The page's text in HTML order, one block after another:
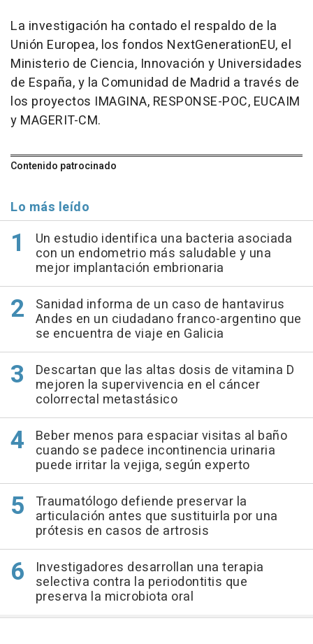
La investigación ha contado el respaldo de la
Unión Europea, los fondos NextGenerationEU, el
Ministerio de Ciencia, Innovación y Universidades
de España, y la Comunidad de Madrid a través de
los proyectos IMAGINA, RESPONSE-POC, EUCAIM
y MAGERIT-CM.
Contenido patrocinado
Lo más leído
Un estudio identifica una bacteria asociada
con un endometrio más saludable y una
mejor implantación embrionaria
Sanidad informa de un caso de hantavirus
Andes en un ciudadano franco-argentino que
se encuentra de viaje en Galicia
Descartan que las altas dosis de vitamina D
mejoren la supervivencia en el cáncer
colorrectal metastásico
Beber menos para espaciar visitas al baño
cuando se padece incontinencia urinaria
puede irritar la vejiga, según experto
Traumatólogo defiende preservar la
articulación antes que sustituirla por una
prótesis en casos de artrosis
Investigadores desarrollan una terapia
selectiva contra la periodontitis que
preserva la microbiota oral